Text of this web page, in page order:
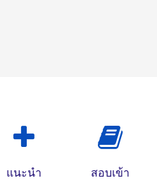
แนะนำ สอบเข้า